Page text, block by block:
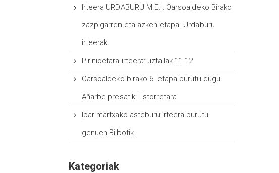
Irteera URDABURU M.E. : Oarsoaldeko Birako
zazpigarren eta azken etapa. Urdaburu
irteerak
Pirinioetara irteera: uztailak 11-12
Oarsoaldeko birako 6. etapa burutu dugu
Añarbe presatik Listorretara
Ipar martxako asteburu-irteera burutu
genuen Bilbotik
Kategoriak